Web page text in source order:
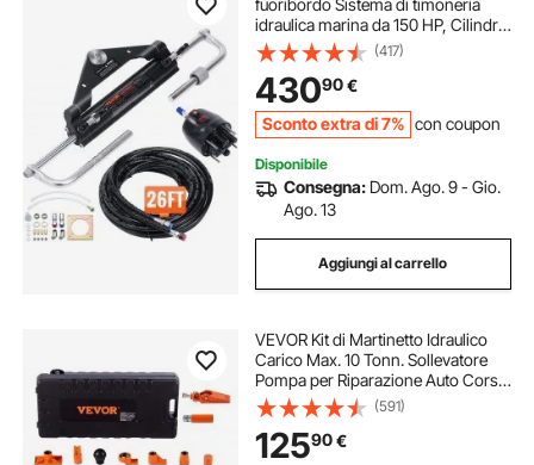
fuoribordo Sistema di timoneria
idraulica marina da 150 HP, Cilindro
di bloccaggio bidirezionale Tubo da
26 piedi, per barche a stazione
singola con motore singolo
(417)
43090€
Sconto extra di 7% con coupon
Disponibile
Consegna: Dom. Ago. 9 - Gio.
Ago. 13
Aggiungi al carrello
VEVOR Kit di Martinetto Idraulico
Carico Max. 10 Tonn. Sollevatore
Pompa per Riparazione Auto Corsa
da 135 mm, Kit Utensili Sollevatore
Idraulico Tipo d'Olio HV15 Cilindro
Q235B Anello di Tenuta TPU
(591)
12590€